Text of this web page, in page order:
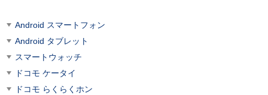
Android スマートフォン
Android タブレット
スマートウォッチ
ドコモ ケータイ
ドコモ らくらくホン